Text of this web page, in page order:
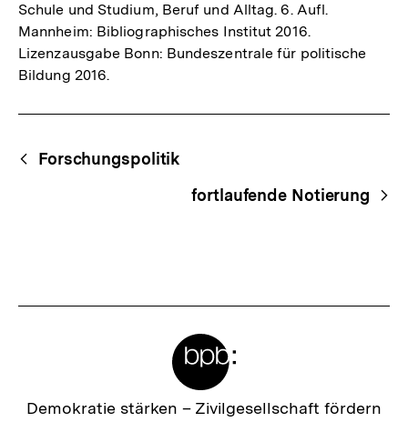
Schule und Studium, Beruf und Alltag. 6. Aufl.
Mannheim: Bibliographisches Institut 2016.
Lizenzausgabe Bonn: Bundeszentrale für politische
Bildung 2016.
Begriffsnavigation
Content-
Navigation
Forschungspolitik
fortlaufende Notierung
Zur
Demokratie stärken – Zivilgesellschaft fördern